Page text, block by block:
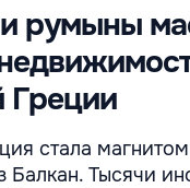
румыны
Греции
стала
Балкан. Тысячи